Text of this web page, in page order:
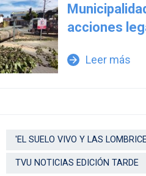
acciones
arrow_forward Leer más
'EL SUELO VIVO Y LAS
TVU NOTICIAS EDICIÓN TARDE